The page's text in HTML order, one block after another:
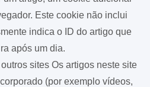
Este cookie não inclui
indica o ID do artigo que
após um dia.
sites Os artigos neste site
(por exemplo vídeos,